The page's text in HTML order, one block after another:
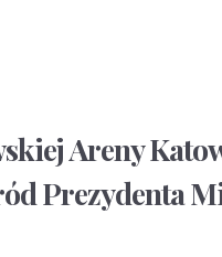
Areny
Prezydenta